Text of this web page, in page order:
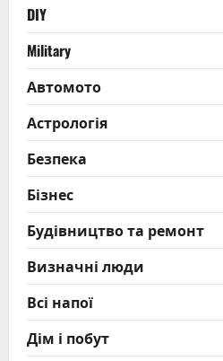
DIY
Military
Автомото
Астрологія
Безпека
Бізнес
Будівництво та ремонт
Визначні люди
Всі напої
Дім і побут